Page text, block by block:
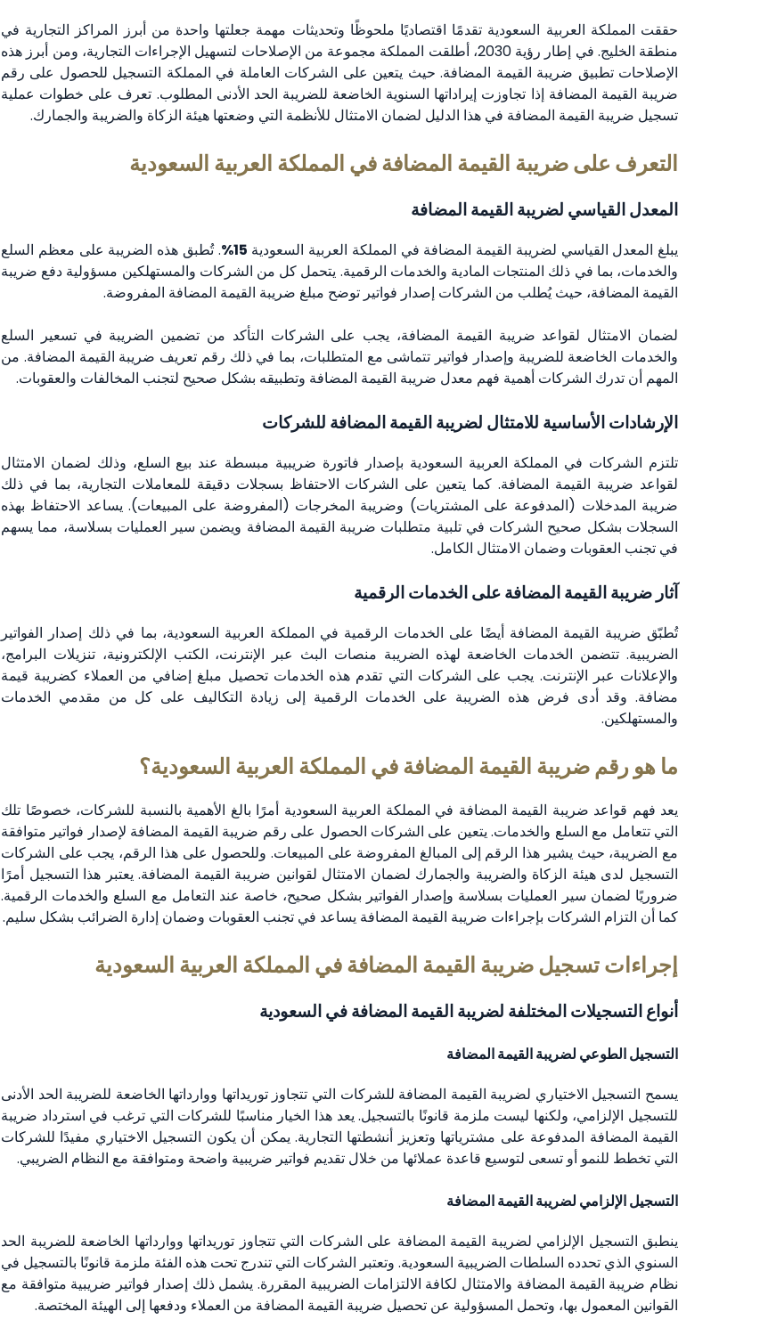
حققت المملكة العربية السعودية تقدمًا اقتصاديًا ملحوظًا وتحديثات مهمة جعلتها واحدة من أبرز المراكز التجارية في
منطقة الخليج. في إطار رؤية 2030، أطلقت المملكة مجموعة من الإصلاحات لتسهيل الإجراءات التجارية، ومن أبرز هذه
الإصلاحات تطبيق ضريبة القيمة المضافة. حيث يتعين على الشركات العاملة في المملكة التسجيل للحصول على رقم
ضريبة القيمة المضافة إذا تجاوزت إيراداتها السنوية الخاضعة للضريبة الحد الأدنى المطلوب. تعرف على خطوات عملية
تسجيل ضريبة القيمة المضافة في هذا الدليل لضمان الامتثال للأنظمة التي وضعتها هيئة الزكاة والضريبة والجمارك.
التعرف على ضريبة القيمة المضافة في المملكة العربية السعودية
المعدل القياسي لضريبة القيمة المضافة
يبلغ المعدل القياسي لضريبة القيمة المضافة في المملكة العربية السعودية 15%
. تُطبق هذه الضريبة على معظم السلع
والخدمات، بما في ذلك المنتجات المادية والخدمات الرقمية. يتحمل كل من الشركات والمستهلكين مسؤولية دفع ضريبة
القيمة المضافة، حيث يُطلب من الشركات إصدار فواتير توضح مبلغ ضريبة القيمة المضافة المفروضة.
لضمان الامتثال لقواعد ضريبة القيمة المضافة، يجب على الشركات التأكد من تضمين الضريبة في تسعير السلع
والخدمات الخاضعة للضريبة وإصدار فواتير تتماشى مع المتطلبات، بما في ذلك رقم تعريف ضريبة القيمة المضافة. من
المهم أن تدرك الشركات أهمية فهم معدل ضريبة القيمة المضافة وتطبيقه بشكل صحيح لتجنب المخالفات والعقوبات.
الإرشادات الأساسية للامتثال لضريبة القيمة المضافة للشركات
تلتزم الشركات في المملكة العربية السعودية بإصدار فاتورة ضريبية مبسطة عند بيع السلع، وذلك لضمان الامتثال
لقواعد ضريبة القيمة المضافة. كما يتعين على الشركات الاحتفاظ بسجلات دقيقة للمعاملات التجارية، بما في ذلك
ضريبة المدخلات (المدفوعة على المشتريات) وضريبة المخرجات (المفروضة على المبيعات). يساعد الاحتفاظ بهذه
السجلات بشكل صحيح الشركات في تلبية متطلبات ضريبة القيمة المضافة ويضمن سير العمليات بسلاسة، مما يسهم
في تجنب العقوبات وضمان الامتثال الكامل.
آثار ضريبة القيمة المضافة على الخدمات الرقمية
تُطبّق ضريبة القيمة المضافة أيضًا على الخدمات الرقمية في المملكة العربية السعودية، بما في ذلك إصدار الفواتير
الضريبية. تتضمن الخدمات الخاضعة لهذه الضريبة منصات البث عبر الإنترنت، الكتب الإلكترونية، تنزيلات البرامج،
والإعلانات عبر الإنترنت. يجب على الشركات التي تقدم هذه الخدمات تحصيل مبلغ إضافي من العملاء كضريبة قيمة
مضافة. وقد أدى فرض هذه الضريبة على الخدمات الرقمية إلى زيادة التكاليف على كل من مقدمي الخدمات
والمستهلكين.
ما هو رقم ضريبة القيمة المضافة في المملكة العربية السعودية؟
يعد فهم قواعد ضريبة القيمة المضافة في المملكة العربية السعودية أمرًا بالغ الأهمية بالنسبة للشركات، خصوصًا تلك
التي تتعامل مع السلع والخدمات. يتعين على الشركات الحصول على رقم ضريبة القيمة المضافة لإصدار فواتير متوافقة
مع الضريبة، حيث يشير هذا الرقم إلى المبالغ المفروضة على المبيعات. وللحصول على هذا الرقم، يجب على الشركات
التسجيل لدى هيئة الزكاة والضريبة والجمارك لضمان الامتثال لقوانين ضريبة القيمة المضافة. يعتبر هذا التسجيل أمرًا
ضروريًا لضمان سير العمليات بسلاسة وإصدار الفواتير بشكل صحيح، خاصة عند التعامل مع السلع والخدمات الرقمية.
كما أن التزام الشركات بإجراءات ضريبة القيمة المضافة يساعد في تجنب العقوبات وضمان إدارة الضرائب بشكل سليم.
إجراءات تسجيل ضريبة القيمة المضافة في المملكة العربية السعودية
أنواع التسجيلات المختلفة لضريبة القيمة المضافة في السعودية
التسجيل الطوعي لضريبة القيمة المضافة
يسمح التسجيل الاختياري لضريبة القيمة المضافة للشركات التي تتجاوز توريداتها ووارداتها الخاضعة للضريبة الحد الأدنى
للتسجيل الإلزامي، ولكنها ليست ملزمة قانونًا بالتسجيل. يعد هذا الخيار مناسبًا للشركات التي ترغب في استرداد ضريبة
القيمة المضافة المدفوعة على مشترياتها وتعزيز أنشطتها التجارية. يمكن أن يكون التسجيل الاختياري مفيدًا للشركات
التي تخطط للنمو أو تسعى لتوسيع قاعدة عملائها من خلال تقديم فواتير ضريبية واضحة ومتوافقة مع النظام الضريبي.
التسجيل الإلزامي لضريبة القيمة المضافة
ينطبق التسجيل الإلزامي لضريبة القيمة المضافة على الشركات التي تتجاوز توريداتها ووارداتها الخاضعة للضريبة الحد
السنوي الذي تحدده السلطات الضريبية السعودية. وتعتبر الشركات التي تندرج تحت هذه الفئة ملزمة قانونًا بالتسجيل في
نظام ضريبة القيمة المضافة والامتثال لكافة الالتزامات الضريبية المقررة. يشمل ذلك إصدار فواتير ضريبية متوافقة مع
القوانين المعمول بها، وتحمل المسؤولية عن تحصيل ضريبة القيمة المضافة من العملاء ودفعها إلى الهيئة المختصة.